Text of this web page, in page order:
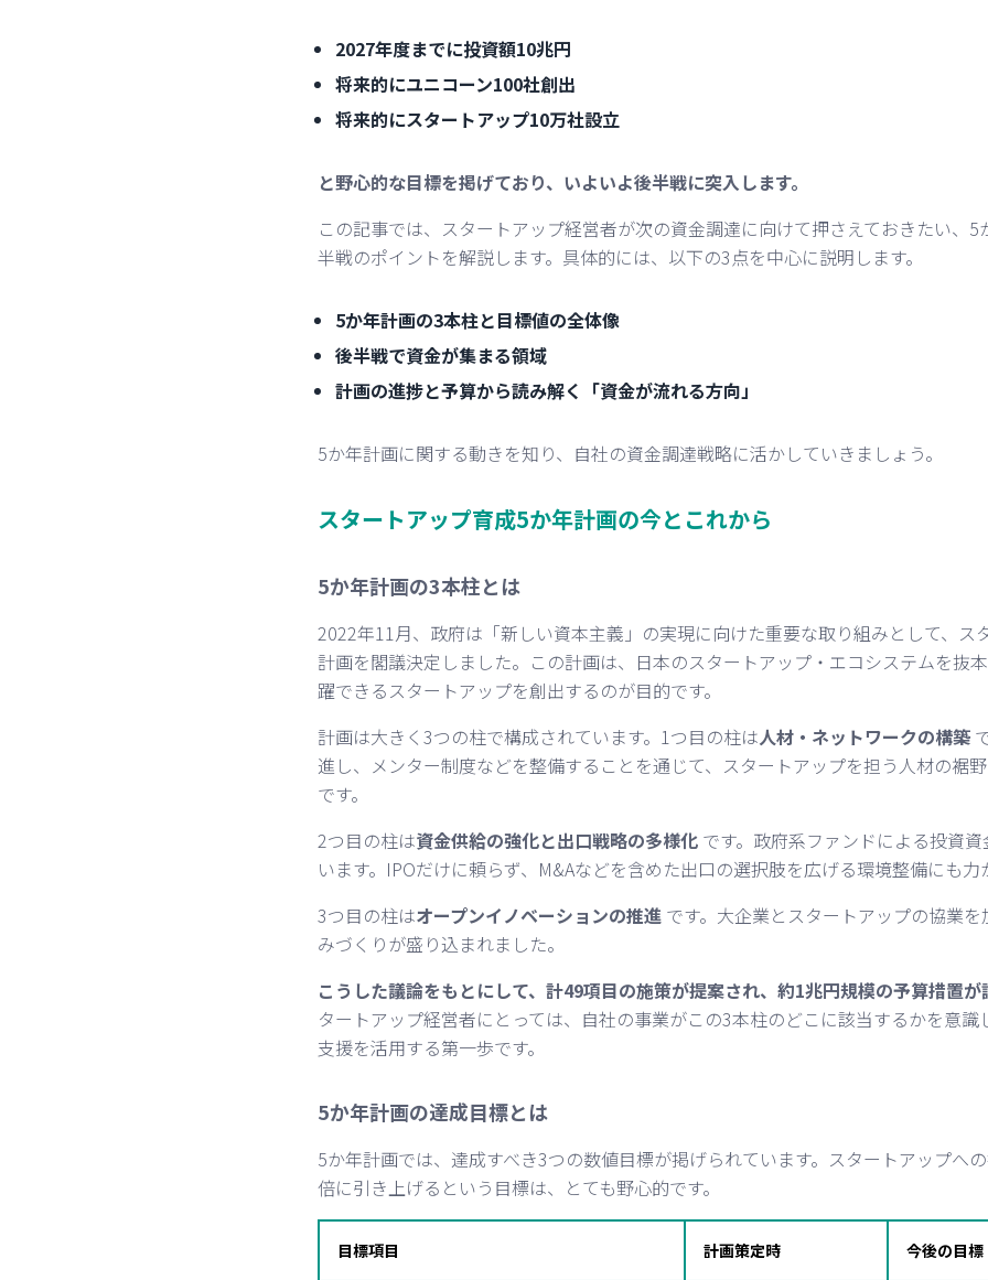
2027年度までに投資額10兆円
将来的にユニコーン100社創出
将来的にスタートアップ10万社設立
と野心的な目標を掲げており、いよいよ後半戦に突入します。
この記事では、スタートアップ経営者が次の資金調達に向けて押さえておきたい、
半戦のポイントを解説します。具体的には、以下の3点を中心に説明します。
5か年計画の3本柱と目標値の全体像
後半戦で資金が集まる領域
計画の進捗と予算から読み解く「資金が流れる方向」
5か年計画に関する動きを知り、自社の資金調達戦略に活かしていきましょう。
スタートアップ育成5か年計画の今とこれから
5か年計画の3本柱とは
2022年11月、政府は「新しい資本主義」の実現に向けた重要な取り組みとして、ス
計画を閣議決定しました。この計画は、日本のスタートアップ・エコシステムを抜
躍できるスタートアップを創出するのが目的です。
計画は大きく3つの柱で構成されています。1つ目の柱は人材・ネットワークの構築
進し、メンター制度などを整備することを通じて、スタートアップを担う人材の裾
です。
2つ目の柱は資金供給の強化と出口戦略の多様化 です。政府系ファンドによる投資
います。IPOだけに頼らず、M&Aなどを含めた出口の選択肢を広げる環境整備にも力
3つ目の柱はオープンイノベーションの推進 です。大企業とスタートアップの協業
みづくりが盛り込まれました。
こうした議論をもとにして、計49項目の施策が提案され、約1兆円規模の予算措置が
タートアップ経営者にとっては、自社の事業がこの3本柱のどこに該当するかを意識
支援を活用する第一歩です。
5か年計画の達成目標とは
5か年計画では、達成すべき3つの数値目標が掲げられています。スタートアップへ
倍に引き上げるという目標は、とても野心的です。
目標項目 計画策定時 今後の目標